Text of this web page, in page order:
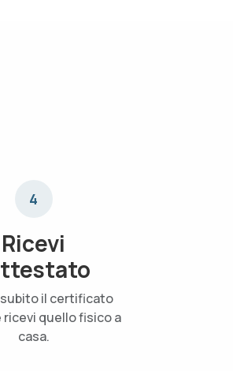
4
Ricevi
il certificato
ricevi quello fisico a
casa.